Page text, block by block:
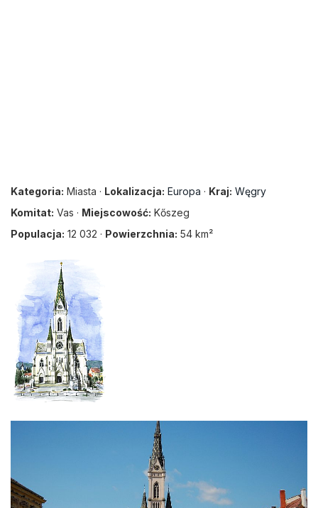
Kategoria: Miasta · Lokalizacja: Europa · Kraj: Węgry
Komitat: Vas · Miejscowość: Kőszeg
Populacja: 12 032 · Powierzchnia: 54 km²